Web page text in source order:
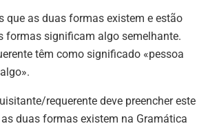
que as duas formas existem e estão
formas significam algo semelhante.
têm como significado «pessoa
requerente deve preencher este
duas formas existem na Gramática